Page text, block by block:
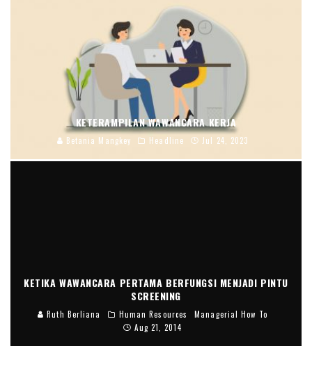
KETERAMPILAN WAWANCARA KERJA
Betania Mangkey Headline Jul 24, 2023
KETIKA WAWANCARA PERTAMA BERFUNGSI MENJADI PINTU
SCREENING
Ruth Berliana Human Resources
Managerial How To
Aug 21, 2014